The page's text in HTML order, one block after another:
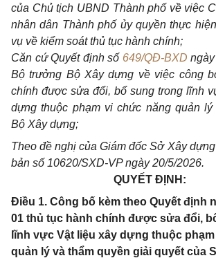
của Chủ tịch UBND Thành phố về việc
nhân dân Thành phố ủy quyền thực
vụ về kiểm soát thủ tục hành chính;
Căn cứ Quyết định số 649/QĐ-BXD
Bộ trưởng Bộ Xây dựng về việc công
chính được sửa đổi, bổ sung trong lĩnh
dựng thuộc phạm vi chức năng quản
Bộ Xây dựng;
Theo đề nghị của Giám đốc Sở Xây
bản số 10620/SXD-VP ngày 20/5/2026.
QUYẾT ĐỊNH:
Điều 1. Công bố kèm theo Quyết định
01 thủ tục hành chính được sửa đổi,
lĩnh vực Vật liệu xây dựng thuộc
quản lý và thẩm quyền giải quyết của